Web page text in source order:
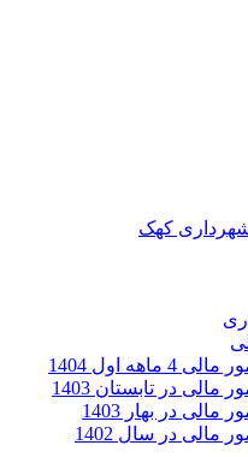
کهک
اول 1404
در تابستان 1403
در بهار 1403
در سال 1402